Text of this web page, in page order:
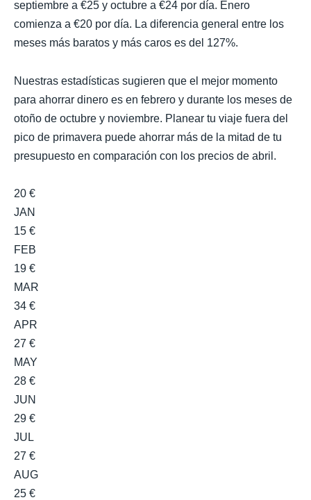
septiembre a €25 y octubre a €24 por día. Enero
comienza a €20 por día. La diferencia general entre los
meses más baratos y más caros es del 127%.
Nuestras estadísticas sugieren que el mejor momento
para ahorrar dinero es en febrero y durante los meses de
otoño de octubre y noviembre. Planear tu viaje fuera del
pico de primavera puede ahorrar más de la mitad de tu
presupuesto en comparación con los precios de abril.
20 €
JAN
15 €
FEB
19 €
MAR
34 €
APR
27 €
MAY
28 €
JUN
29 €
JUL
27 €
AUG
25 €